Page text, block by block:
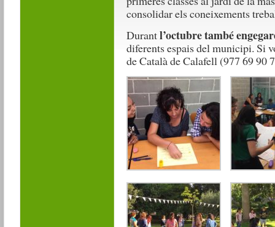
consolidar els coneixements
Durantl’octubre també
diferents espais del municipi. Si
de Català de Calafell (977 69 90